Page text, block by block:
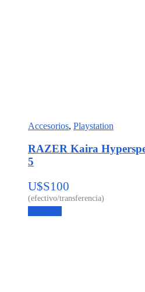
Accesorios, Playstation
RAZER Kaira
5
U$S100